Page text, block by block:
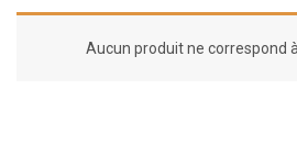
Aucun produit ne correspond